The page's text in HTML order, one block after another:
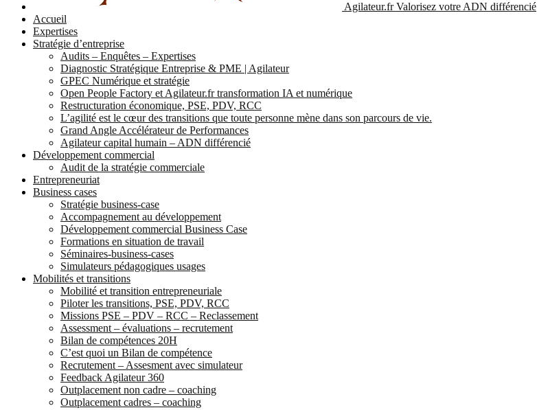
Agilateur.frValorisez votre ADN différencié
Accueil
Expertises
Stratégie d’entreprise
Audits – Enquêtes – Expertises
Diagnostic Stratégique Entreprise & PME | Agilateur
GPEC Numérique et stratégie
Open People Factory et Agilateur.fr transformation IA et numérique
Restructuration économique, PSE, PDV, RCC
L’agilité est le cœur des transitions que toute personne mène dans son parcours de vie.
Grand Angle Accélérateur de Performances
Agilateur capital humain – ADN différencié
Développement commercial
Audit de la stratégie commerciale
Entrepreneuriat
Business cases
Stratégie business-case
Accompagnement au développement
Développement commercial Business Case
Formations en situation de travail
Séminaires-business-cases
Simulateurs pédagogiques usages
Mobilités et transitions
Mobilité et transition entrepreneuriale
Piloter les transitions, PSE, PDV, RCC
Missions PSE – PDV – RCC – Reclassement
Assessment – évaluations – recrutement
Bilan de compétences 20H
C’est quoi un Bilan de compétence
Recrutement – Assesment avec simulateur
Feedback Agilateur 360
Outplacement non cadre – coaching
Outplacement cadres – coaching